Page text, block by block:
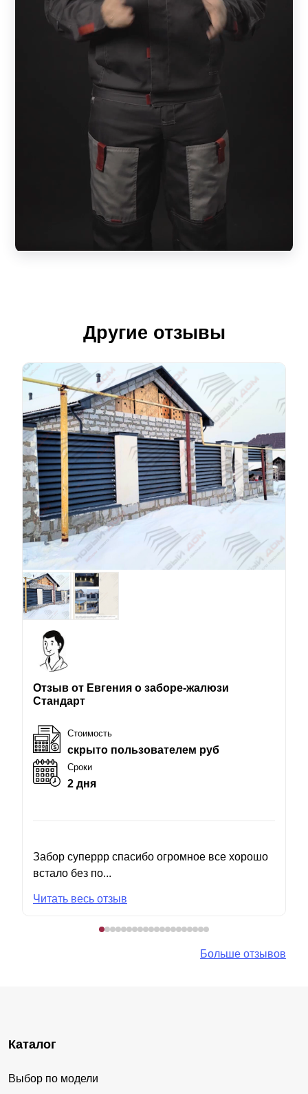
Другие отзывы
Отзыв от Евгения о заборе-жалюзи
Стандарт
Стоимость
скрыто пользователем руб
Сроки
2 дня
Забор суперрр спасибо огромное все хорошо
встало без по...
Читать весь отзыв
Больше отзывов
Каталог
Выбор по модели